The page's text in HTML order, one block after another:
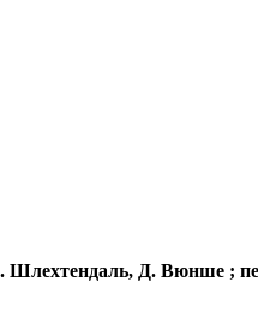
Д. Вюнше ;